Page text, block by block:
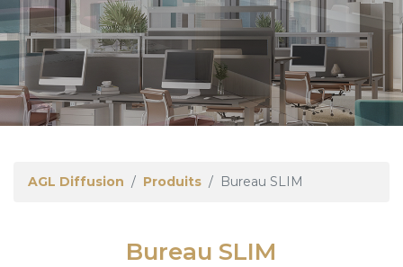
AGL Diffusion Produits Bureau SLIM
Bureau SLIM